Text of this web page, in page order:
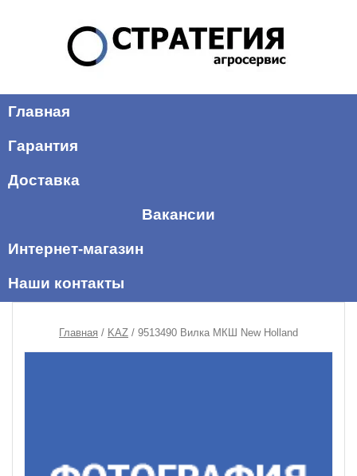
Главная
Гарантия
Доставка
Вакансии
Интернет-магазин
Наши контакты
Главная / KAZ / 9513490 Вилка МКШ New Holland